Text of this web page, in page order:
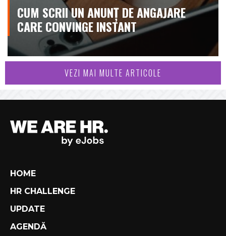
CUM SCRII UN ANUNȚ DE ANGAJARE
CARE CONVINGE INSTANT
VEZI MAI MULTE ARTICOLE
HOME
HR CHALLENGE
UPDATE
AGENDĂ